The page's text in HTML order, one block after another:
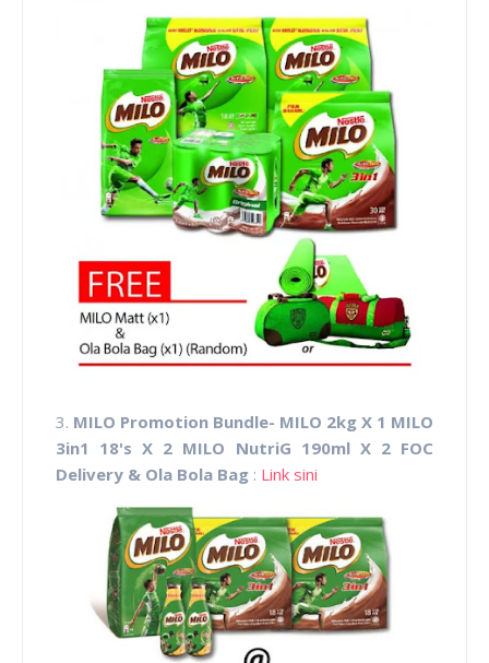
3. MILO Promotion Bundle- MILO 2kg X 1 MILO
3in1 18's X 2 MILO NutriG 190ml X 2 FOC
Delivery & Ola Bola Bag : Link sini